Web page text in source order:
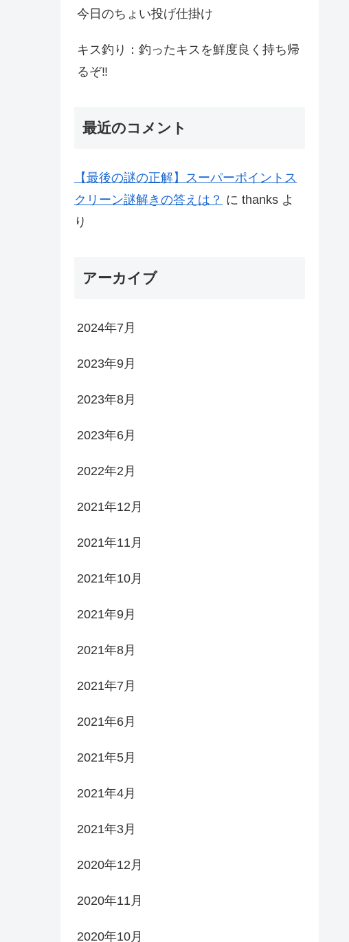
今日のちょい投げ仕掛け
キス釣り：釣ったキスを鮮度良く持ち帰
るぞ‼
最近のコメント
【最後の謎の正解】スーパーポイントス
クリーン謎解きの答えは？ に thanks よ
り
アーカイブ
2024年7月
2023年9月
2023年8月
2023年6月
2022年2月
2021年12月
2021年11月
2021年10月
2021年9月
2021年8月
2021年7月
2021年6月
2021年5月
2021年4月
2021年3月
2020年12月
2020年11月
2020年10月